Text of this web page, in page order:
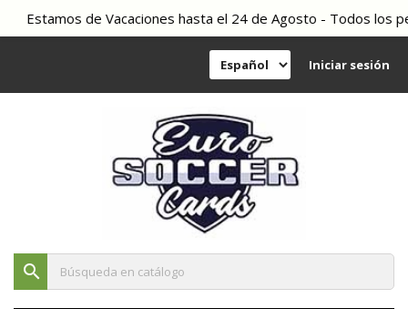
Estamos de Vacaciones hasta el 24 de Agosto - Todos los
Iniciar sesión
search